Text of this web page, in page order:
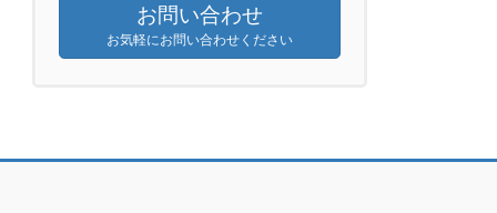
お問い合わせ
お気軽にお問い合わせください